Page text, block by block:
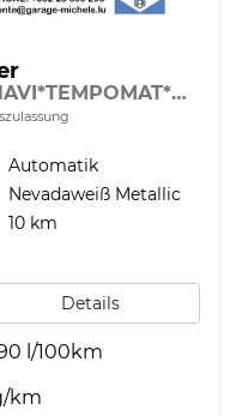
FR 2.0 TDI Kombi DSG*NAVI*TEMPOMAT*KAMERA*KEYLESS-GO*VIRTUAL COCKPIT*
Automatik
Nevadaweiß Metallic
10 km
Details
l/100km
km